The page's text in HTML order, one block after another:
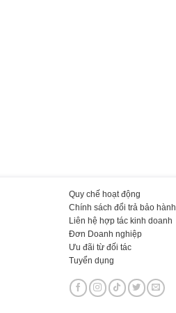
Quy chế hoạt động
Chính sách đổi trả bảo hành
Liên hệ hợp tác kinh doanh
Đơn Doanh nghiệp
Ưu đãi từ đối tác
Tuyển dụng